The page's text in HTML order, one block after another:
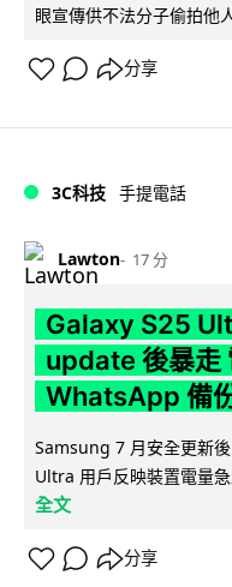
眼宣傳供不法分子偷拍他
分享
3C科技 手提電話
Lawton 17 分
Galaxy S25
update 後暴走
WhatsApp 備
Samsung 7 月安全更新
Ultra 用戶反映裝置電量
全文
分享